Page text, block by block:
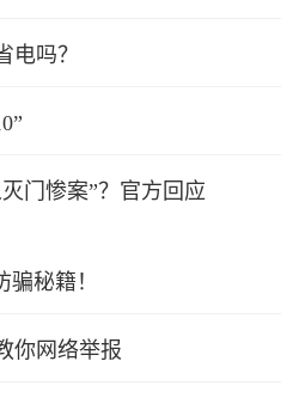
电吗？
门惨案”？官方回应
秘籍！
你网络举报